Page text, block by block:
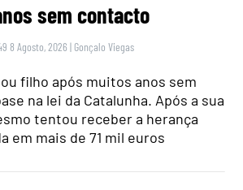
sem contacto
8 Agosto, 2026 | Gonçalo Viegas
filho após muitos anos sem
na lei da Catalunha. Após a sua
tentou receber a herança
em mais de 71 mil euros